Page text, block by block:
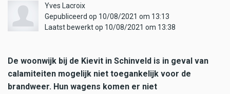
Yves Lacroix
Gepubliceerd op 10/08/2021 om 13:13
Laatst bewerkt op 10/08/2021 om 13:38
De woonwijk bij de Kievit in Schinveld is in geval van
calamiteiten mogelijk niet toegankelijk voor de
brandweer. Hun wagens komen er niet